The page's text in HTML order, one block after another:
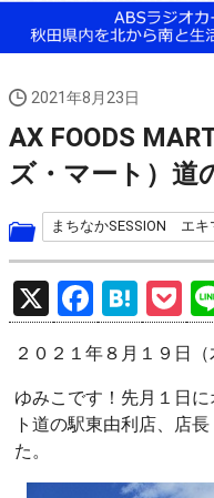
2021年8月23日
AX FOODS
ズ・マート）道
まちなかSESSION エキ
X
F
a
ce
b
o
o
H
at
e
n
a
P
o
et
２０２１年８月１９日
ゆみこです！先月１日
ト道の駅東由利店、店
た。